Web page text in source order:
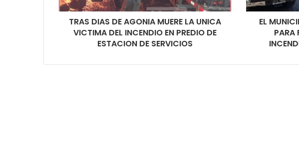
TRAS DIAS DE AGONIA MUERE LA UNICA
VICTIMA DEL INCENDIO EN PREDIO DE
ESTACION DE SERVICIOS
EL
PARA